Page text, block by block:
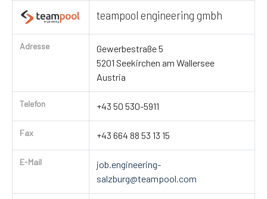
teampool engineering gmbh
Adresse
Gewerbestraße 5
5201 Seekirchen am Wallersee
Austria
Telefon +43 50 530-5911
Fax +43 664 88 53 13 15
E-Mail
job.engineering-
salzburg@teampool.com